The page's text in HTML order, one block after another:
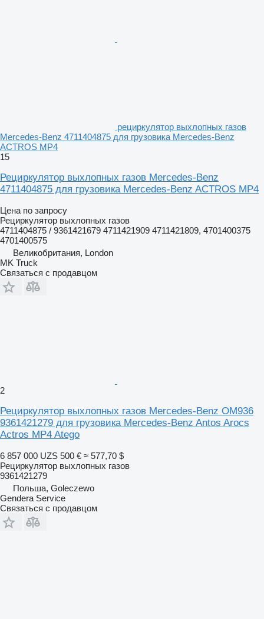
рециркулятор выхлопных газов
Mercedes-Benz 4711404875 для грузовика Mercedes-Benz
ACTROS MP4
15
Рециркулятор выхлопных газов Mercedes-Benz
4711404875 для грузовика Mercedes-Benz ACTROS MP4
Цена по запросу
Рециркулятор выхлопных газов
4711404875 / 9361421679 4711421909 4711421809, 4701400375
4701400575
Великобритания, London
MK Truck
Связаться с продавцом
2
Рециркулятор выхлопных газов Mercedes-Benz OM936
9361421279 для грузовика Mercedes-Benz Antos Arocs
Actros MP4 Atego
6 857 000 UZS 500 € ≈ 577,70 $
Рециркулятор выхлопных газов
9361421279
Польша, Goleczewo
Gendera Service
Связаться с продавцом